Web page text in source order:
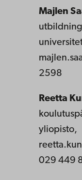
Majlen
2598
Reetta
yliopisto,
029 449